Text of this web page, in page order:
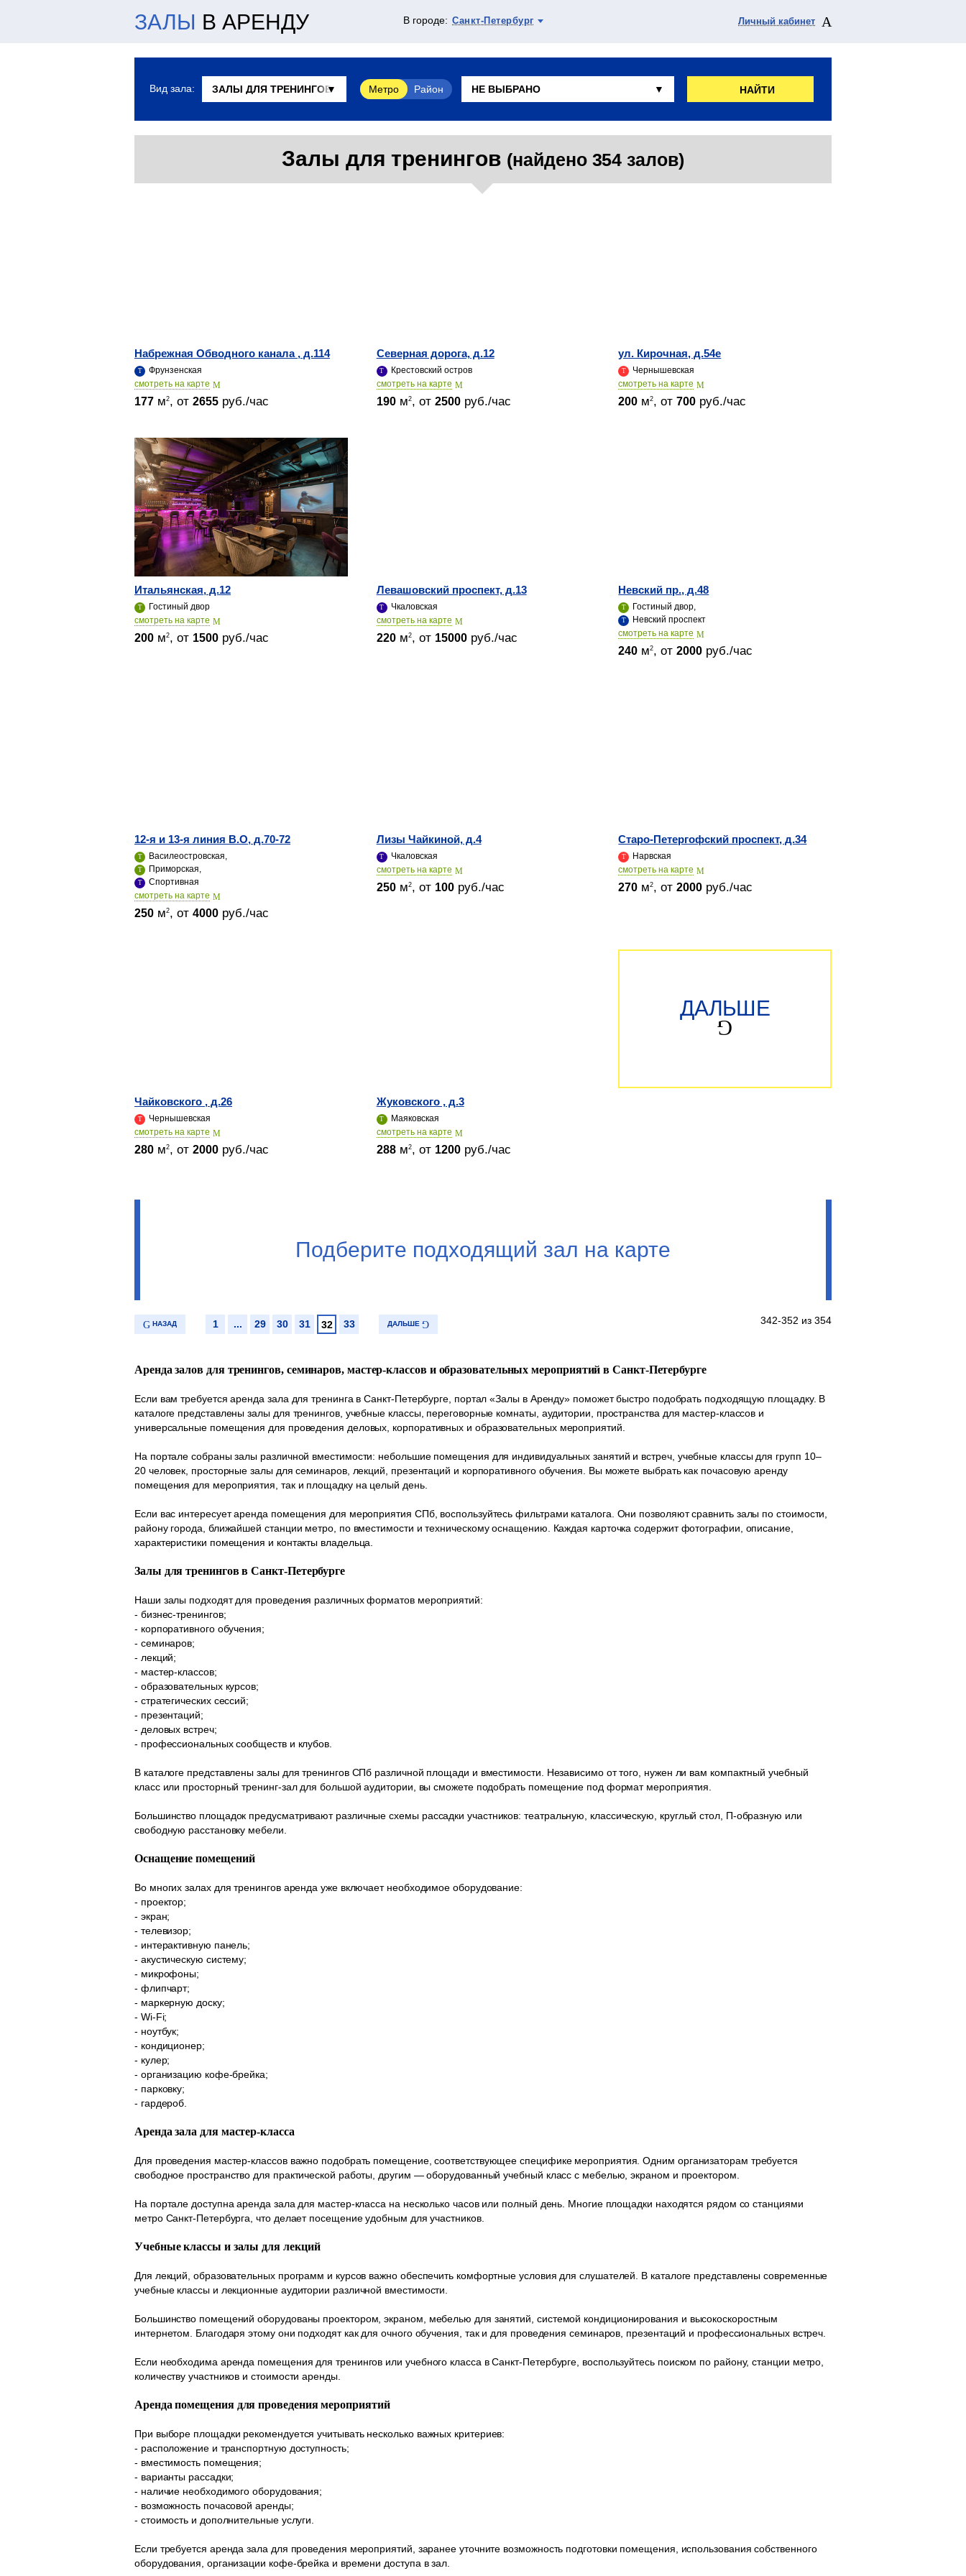
ЗАЛЫ В АРЕНДУ В городе: Санкт-Петербург Личный кабинет
Вид зала: Метро Район НАЙТИ
Залы для тренингов (найдено 354 залов)
Набрежная Обводного канала , д.114
Фрунзенская
cмотреть на карте
177 м2, от 2655 руб./час
Северная дорога, д.12
Крестовский остров
cмотреть на карте
190м2, от 2500руб./час
ул. Кирочная, д.54е
Чернышевская
cмотреть на карте
200 м2, от700 руб./час
Итальянская, д.12
Гостиный двор
cмотреть на карте
200 м2, от 1500 руб./час
Левашовский проспект, д.13
Чкаловская
cмотреть на карте
220м2, от 15000руб./час
Невский пр., д.48
Гостиный двор,
Невский проспект
cмотреть на карте
240 м2, от2000 руб./час
12-я и 13-я линия В.О, д.70-72
Василеостровская,
Приморская,
Спортивная
cмотреть на карте
250 м2, от 4000 руб./час
Лизы Чайкиной, д.4
Чкаловская
cмотреть на карте
250м2, от 100руб./час
Старо-Петергофский проспект, д.34
Нарвская
cмотреть на карте
270 м2, от2000 руб./час
Чайковского , д.26
Чернышевская
cмотреть на карте
280 м2, от 2000 руб./час
Жуковского , д.3
Маяковская
cмотреть на карте
288м2, от 1200руб./час
ДАЛЬШЕ
Подберите подходящий зал на карте
НАЗАД 1 ... 29 30 31 32 33 ДАЛЬШЕ 342-352 из 354
Аренда залов для тренингов, семинаров, мастер-классов и образовательных мероприятий в Санкт-Петербурге
Если вам требуется аренда зала для тренинга в Санкт-Петербурге, портал «Залы в Аренду» поможет быстро подобрать подходящую площадку. В
каталоге представлены залы для тренингов, учебные классы, переговорные комнаты, аудитории, пространства для мастер-классов и
универсальные помещения для проведения деловых, корпоративных и образовательных мероприятий.
На портале собраны залы различной вместимости: небольшие помещения для индивидуальных занятий и встреч, учебные классы для групп 10–
20 человек, просторные залы для семинаров, лекций, презентаций и корпоративного обучения. Вы можете выбрать как почасовую аренду
помещения для мероприятия, так и площадку на целый день.
Если вас интересует аренда помещения для мероприятия СПб, воспользуйтесь фильтрами каталога. Они позволяют сравнить залы по стоимости,
району города, ближайшей станции метро, по вместимости и техническому оснащению. Каждая карточка содержит фотографии, описание,
характеристики помещения и контакты владельца.
Залы для тренингов в Санкт-Петербурге
Наши залы подходят для проведения различных форматов мероприятий:
- бизнес-тренингов;
- корпоративного обучения;
- семинаров;
- лекций;
- мастер-классов;
- образовательных курсов;
- стратегических сессий;
- презентаций;
- деловых встреч;
- профессиональных сообществ и клубов.
В каталоге представлены залы для тренингов СПб различной площади и вместимости. Независимо от того, нужен ли вам компактный учебный
класс или просторный тренинг-зал для большой аудитории, вы сможете подобрать помещение под формат мероприятия.
Большинство площадок предусматривают различные схемы рассадки участников: театральную, классическую, круглый стол, П-образную или
свободную расстановку мебели.
Оснащение помещений
Во многих залах для тренингов аренда уже включает необходимое оборудование:
- проектор;
- экран;
- телевизор;
- интерактивную панель;
- акустическую систему;
- микрофоны;
- флипчарт;
- маркерную доску;
- Wi-Fi;
- ноутбук;
- кондиционер;
- кулер;
- организацию кофе-брейка;
- парковку;
- гардероб.
Аренда зала для мастер-класса
Для проведения мастер-классов важно подобрать помещение, соответствующее специфике мероприятия. Одним организаторам требуется
свободное пространство для практической работы, другим — оборудованный учебный класс с мебелью, экраном и проектором.
На портале доступна аренда зала для мастер-класса на несколько часов или полный день. Многие площадки находятся рядом со станциями
метро Санкт-Петербурга, что делает посещение удобным для участников.
Учебные классы и залы для лекций
Для лекций, образовательных программ и курсов важно обеспечить комфортные условия для слушателей. В каталоге представлены современные
учебные классы и лекционные аудитории различной вместимости.
Большинство помещений оборудованы проектором, экраном, мебелью для занятий, системой кондиционирования и высокоскоростным
интернетом. Благодаря этому они подходят как для очного обучения, так и для проведения семинаров, презентаций и профессиональных встреч.
Если необходима аренда помещения для тренингов или учебного класса в Санкт-Петербурге, воспользуйтесь поиском по району, станции метро,
количеству участников и стоимости аренды.
Аренда помещения для проведения мероприятий
При выборе площадки рекомендуется учитывать несколько важных критериев:
- расположение и транспортную доступность;
- вместимость помещения;
- варианты рассадки;
- наличие необходимого оборудования;
- возможность почасовой аренды;
- стоимость и дополнительные услуги.
Если требуется аренда зала для проведения мероприятий, заранее уточните возможность подготовки помещения, использования собственного
оборудования, организации кофе-брейка и времени доступа в зал.